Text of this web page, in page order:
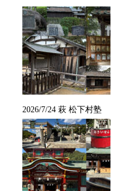
2026/7/24 萩 松下村塾